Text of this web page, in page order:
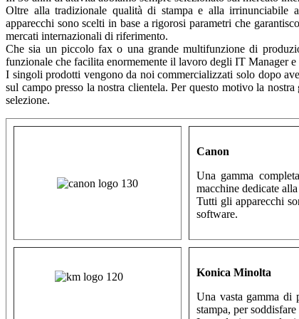
Oltre alla tradizionale qualità di stampa e alla irrinunciabile
apparecchi sono scelti in base a rigorosi parametri che
mercati internazionali di riferimento.
Che sia un piccolo fax o una grande multifunzione di
funzionale che facilita enormemente il lavoro degli IT Manager
I singoli prodotti vengono da noi commercializzati solo dopo
sul campo presso la nostra clientela. Per questo motivo la
selezione.
Canon
Una gamma
macchine dedicate
Tutti gli apparecchi
software.
Konica Minolta
Una vasta gamma di
stampa, per